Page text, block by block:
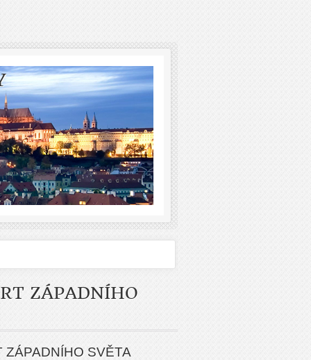
ZÁPADNÍHO
ZÁPADNÍHO SVĚTA